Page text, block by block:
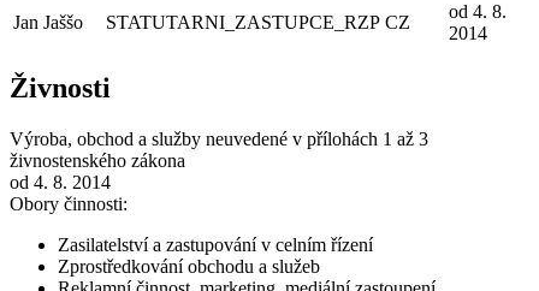
Jan Jaššo
STATUTARNI_ZASTUPCE_RZP CZ
od 4. 8.
2014
Živnosti
Výroba, obchod a služby neuvedené v přílohách 1 až 3
živnostenského zákona
od 4. 8. 2014
Obory činnosti:
Zasilatelství a zastupování v celním řízení
Zprostředkování obchodu a služeb